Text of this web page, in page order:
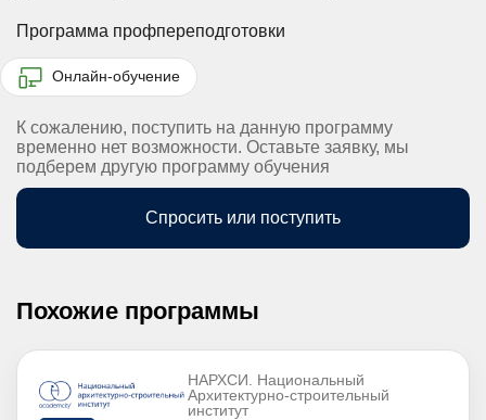
Программа профпереподготовки
Онлайн-обучение
К сожалению, поступить на данную программу
временно нет возможности. Оставьте заявку, мы
подберем другую программу обучения
Спросить или поступить
Похожие программы
НАРХСИ. Национальный
Архитектурно-строительный
институт